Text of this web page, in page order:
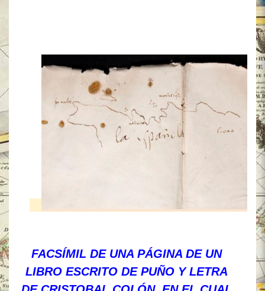
FACSÍMIL DE UNA PÁGINA DE UN
LIBRO ESCRITO DE PUÑO Y LETRA